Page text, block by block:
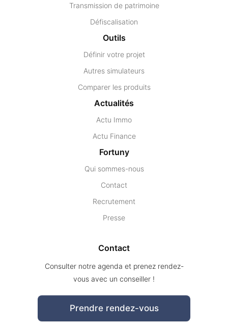
Transmission de patrimoine
Défiscalisation
Outils
Définir votre projet
Autres simulateurs
Comparer les produits
Actualités
Actu Immo
Actu Finance
Fortuny
Qui sommes-nous
Contact
Recrutement
Presse
Contact
Consulter notre agenda et prenez rendez-
vous avec un conseiller !
Prendre rendez-vous